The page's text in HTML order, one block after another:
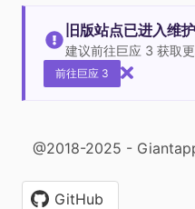
旧版站点已进入维
建议前往巨应 3 获取
前往巨应 3
@2018-2025 -
GitHub